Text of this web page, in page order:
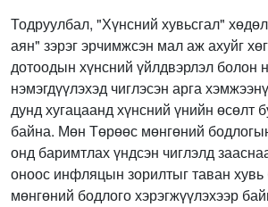
Тодруулбал, "Хүнсний хувьсгал"
аян" зэрэг эрчимжсэн мал аж ахуйг
дотоодын хүнсний үйлдвэрлэл болон
нэмэгдүүлэхэд чиглэсэн арга
дунд хугацаанд хүнсний үнийн өсөлт
байна. Мөн Төрөөс мөнгөний
онд баримтлах үндсэн чиглэлд
оноос инфляцын зорилтыг таван хувь
мөнгөний бодлого хэрэгжүүлэхээр